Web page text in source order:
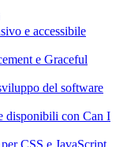
e accessibile
e Graceful
del software
disponibili con Can I
CSS e JavaScript